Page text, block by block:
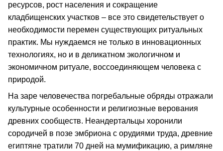
ресурсов, рост населения и сокращение
кладбищенских участков – все это свидетельствует о
необходимости перемен существующих ритуальных
практик. Мы нуждаемся не только в инновационных
технологиях, но и в деликатном экологичном и
экономичном ритуале, воссоединяющем человека с
природой.
На заре человечества погребальные обряды отражали
культурные особенности и религиозные верования
древних сообществ. Неандертальцы хоронили
сородичей в позе эмбриона с орудиями труда, древние
египтяне тратили 70 дней на мумификацию, а римляне